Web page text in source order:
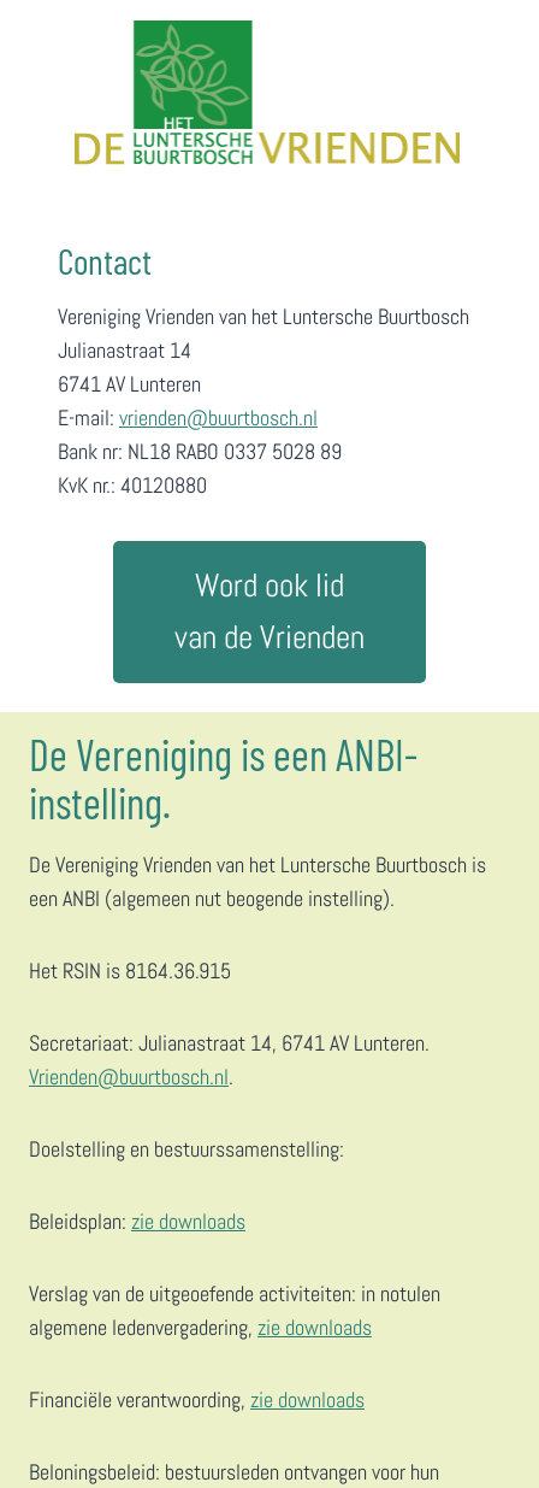
Contact
Vereniging Vrienden van het Luntersche Buurtbosch
Julianastraat 14
6741 AV Lunteren
E-mail: vrienden@buurtbosch.nl
Bank nr: NL18 RABO 0337 5028 89
KvK nr.: 40120880
Word ook lid
van de Vrienden
De Vereniging is een ANBI-
instelling.
De Vereniging Vrienden van het Luntersche Buurtbosch is
een ANBI (algemeen nut beogende instelling).
Het RSIN is 8164.36.915
Secretariaat: Julianastraat 14, 6741 AV Lunteren.
Vrienden@buurtbosch.nl.
Doelstelling en bestuurssamenstelling:
Beleidsplan: zie downloads
Verslag van de uitgeoefende activiteiten: in notulen
algemene ledenvergadering, zie downloads
Financiële verantwoording, zie downloads
Beloningsbeleid: bestuursleden ontvangen voor hun